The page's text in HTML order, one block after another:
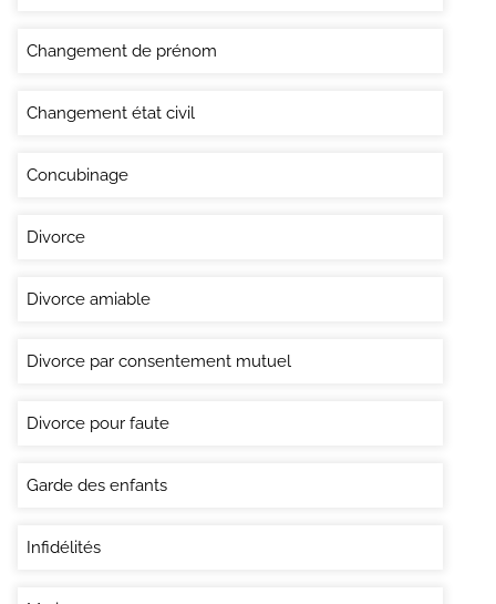
Changement de prénom
Changement état civil
Concubinage
Divorce
Divorce amiable
Divorce par consentement mutuel
Divorce pour faute
Garde des enfants
Infidélités